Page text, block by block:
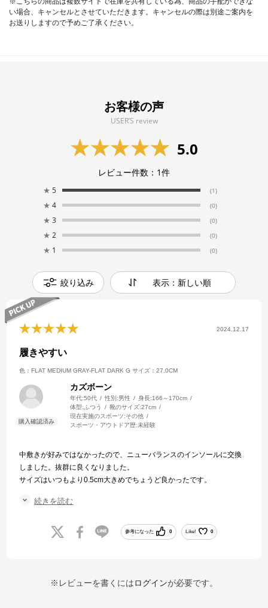
い場合、キャンセルとさせていただきます。キャンセルの際は別途ご案内を
お送りしますので予めご了承ください。
お客様の声
USER’S review
5.0
レビュー件数： 1件
★ 5 (1)
★ 4 (0)
★ 3 (0)
★ 2 (0)
★ 1 (0)
絞り込み 表示：新しい順
2024.12.17
履きやすい
色：FLAT MEDIUM GRAY-FLAT DARK G サイズ：27.0CM
カズボーン
年代:50代 性別:男性 身長:166～170cm
体型: ふつう 靴のサイズ:27cm
現在実施のスポーツ:その他
スポーツ・アウトドア歴:未経験
中敷きが好みではなかったので、ニューバランスのインソールに交換
しました。抜群に良くなりました。
サイズはいつもより0.5cm大きめでちょうど良かったです。
頻度が高い方にはオススメです。
続きを読む
参考になった 0 Like! 0
※レビューを書くにはログインが必要です。